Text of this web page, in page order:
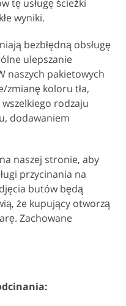
tę usługę ścieżki
wyniki.
bezbłędną obsługę
ulepszanie
naszych pakietowych
zmianę koloru tła,
rodzaju
dodawaniem
na naszej stronie, aby
przycinania na
butów będą
że kupujący otworzą
Zachowane